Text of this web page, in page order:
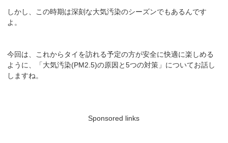
しかし、この時期は深刻な大気汚染のシーズンでもあるんです
よ。
今回は、これからタイを訪れる予定の方が安全に快適に楽しめる
ように、「大気汚染(PM2.5)の原因と5つの対策」についてお話し
しますね。
Sponsored links